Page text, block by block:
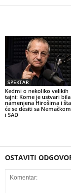
SPEKTAR
Kedmi o nekoliko velikih
tajni: Kome je ustvari bila
namenjena Hirošima i šta
će se desiti sa Nemačkom
i SAD
OSTAVITI